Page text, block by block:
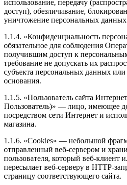
использование, передачу
доступ), обезличивание,
уничтожение персональных
1.1.4. «Конфиденциальность
обязательное для соблюдения
получившим доступ к
требование не допускать их
субъекта персональных данных
основания.
1.1.5. «Пользователь сайта
Пользователь)» — лицо, имеющее
посредством сети Интернет и
магазина.
1.1.6. «Cookies» — небольшой
отправленный веб-сервером и
пользователя, который веб-клиент
пересылает веб-серверу в HTTP-
страницу соответствующего сайта.